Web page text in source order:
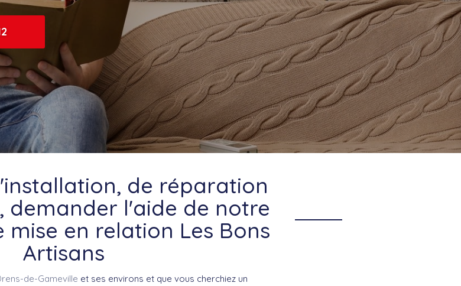
de réparation
demander l'aide de notre
en relation Les Bons
Artisans
de-Gameville et ses environs et que vous cherchiez un